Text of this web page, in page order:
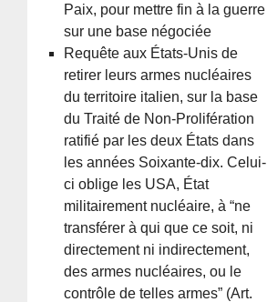
Paix, pour mettre fin à la guerre
sur une base négociée
Requête aux États-Unis de
retirer leurs armes nucléaires
du territoire italien, sur la base
du Traité de Non-Prolifération
ratifié par les deux États dans
les années Soixante-dix. Celui-
ci oblige les USA, État
militairement nucléaire, à “ne
transférer à qui que ce soit, ni
directement ni indirectement,
des armes nucléaires, ou le
contrôle de telles armes” (Art.